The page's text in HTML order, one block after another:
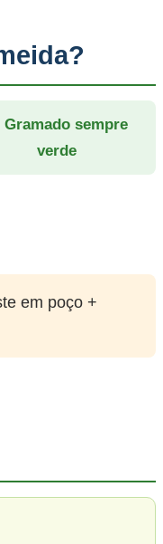
Gramado sempre
verde
em poço +